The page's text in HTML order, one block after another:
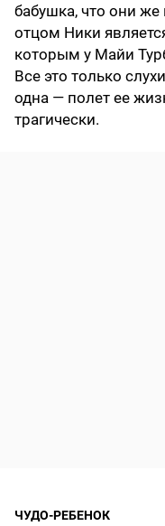
бабушка, что они же
отцом Ники
которым у Майи
Все это только
одна — полет ее
трагически.
ЧУДО-РЕБЕНОК